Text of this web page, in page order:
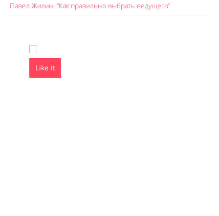
Павел Жилин: “Как правильно выбрать ведущего”
Like It